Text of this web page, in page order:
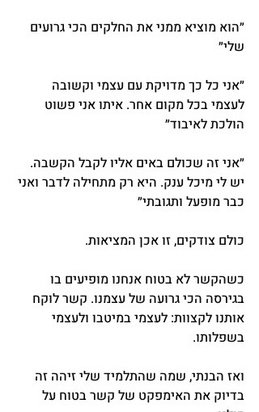
״הוא מוציא ממני את החלקים הכי גרועים
שלי״
״אני כל כך מדויקת עם עצמי וקשובה
לעצמי בכל מקום אחר. איתו אני פשוט
הולכת לאיבוד״
״אני זה שכולם באים אליו לקבל הקשבה.
יש לי מיכל ענק. היא רק מתחילה לדבר ואני
כבר מופעל ותגובתי״
כולם צודקים, זו אכן המציאות.
כשהקשר לא בטוח אנחנו מופיעים בו
בגירסה הכי גרועה של עצמנו. קשר לוקח
אותנו לקצוות: לעצמי במיטבו ולעצמי
בשפלותו.
ואז הבנתי, שמה שהתלמיד שלי זיהה זה
בדיוק את האימפקט של קשר בטוח על